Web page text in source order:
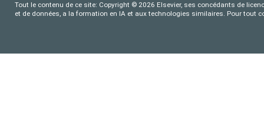
Tout le contenu de ce site: Copyright © 2026 Elsevier, ses concédants de
et de données, a la formation en IA et aux technologies similaires. Pour tout